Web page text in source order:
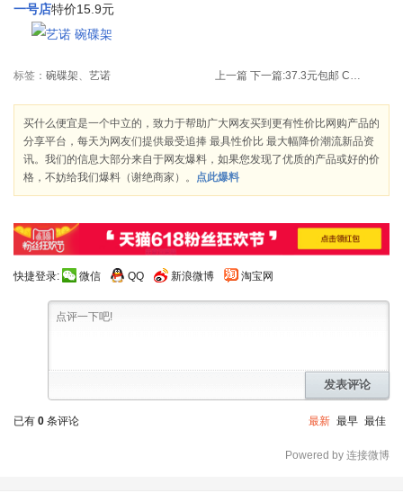
一号店特价15.9元
标签： 碗碟架、 艺诺 上一篇 下一篇: 37.3元包邮 Cebe 食宝牌 榛子巧克力酱 400g*2瓶
买什么便宜是一个中立的，致力于帮助广大网友买到更有性价比网购产品的
分享平台，每天为网友们提供最受追捧 最具性价比 最大幅降价潮流新品资
讯。我们的信息大部分来自于网友爆料，如果您发现了优质的产品或好的价
格，不妨给我们爆料（谢绝商家）。 点此爆料
快捷登录: 微信 QQ 新浪微博 淘宝网
发表评论
已有 0 条评论 最新 最早 最佳
Powered by 连接微博